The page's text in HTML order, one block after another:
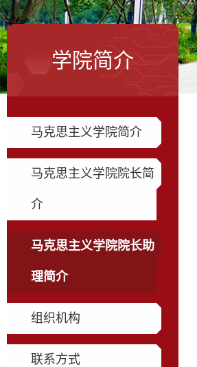
学院简介
马克思主义学院简介
马克思主义学院院长简
介
马克思主义学院院长助
理简介
组织机构
联系方式